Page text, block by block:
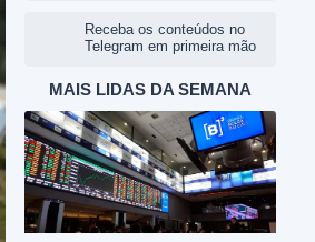
Receba os conteúdos no
Telegram em primeira mão
MAIS LIDAS DA SEMANA